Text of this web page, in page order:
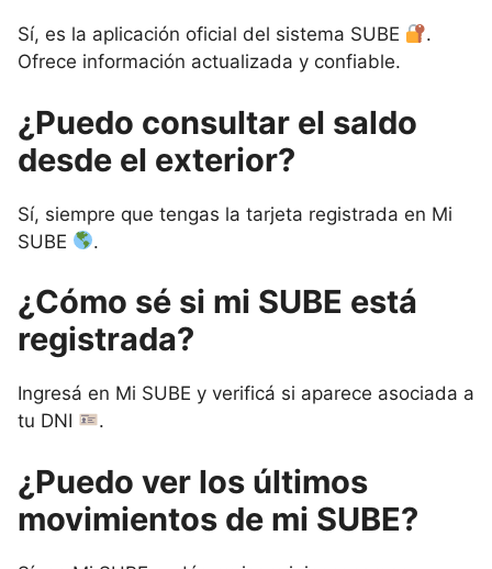
Sí, es la aplicación oficial del sistema SUBE
.
Ofrece información actualizada y confiable.
¿Puedo consultar el saldo
desde el exterior?
Sí, siempre que tengas la tarjeta registrada en Mi
SUBE
.
¿Cómo sé si mi SUBE está
registrada?
Ingresá en Mi SUBE y verificá si aparece asociada a
tu DNI
.
¿Puedo ver los últimos
movimientos de mi SUBE?